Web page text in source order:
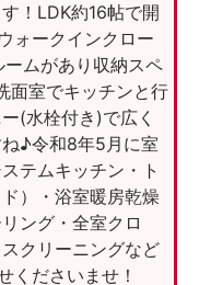
！LDK約16帖で開
ォークインクロー
ムがあり収納スペ
面室でキッチンと行
(水栓付き)で広く
♪令和8年5月に室
テムキッチン・ト
）・浴室暖房乾燥
ング・全室クロ
クリーニングなど
くださいませ！